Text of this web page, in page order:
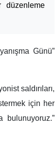
düzenleme
Günü”
saldırıları,
için her
bulunuyoruz.”